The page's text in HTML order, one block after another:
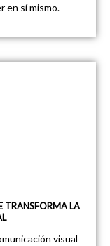
en sí mismo.
TRANSFORMA LA
visual